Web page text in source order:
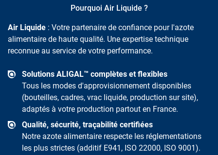
Pourquoi Air Liquide ?
Air Liquide : Votre partenaire de confiance pour l'azote
alimentaire de haute qualité. Une expertise technique
reconnue au service de votre performance.
Solutions ALIGAL™ complètes et flexibles
Tous les modes d'approvisionnement disponibles
(bouteilles, cadres, vrac liquide, production sur site),
adaptés à votre production partout en France.
Qualité, sécurité, traçabilité certifiées
Notre azote alimentaire respecte les réglementations
les plus strictes (additif E941, ISO 22000, ISO 9001).